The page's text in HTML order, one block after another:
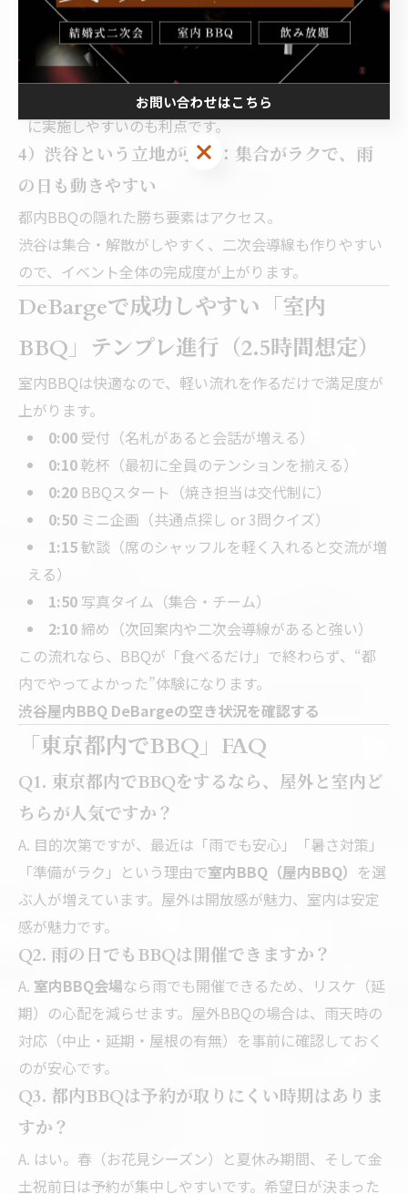
写真タイム
ビンゴ・景品
を入れると「イベント」としての満足度が跳ねます。
貸切運用に寄せられる会場だと、周囲に気をつかわず
に実施しやすいのも利点です。
4）渋谷という立地が強い：集合がラクで、雨
の日も動きやすい
都内BBQの隠れた勝ち要素はアクセス。
渋谷は集合・解散がしやすく、二次会導線も作りやすい
ので、イベント全体の完成度が上がります。
DeBargeで成功しやすい「室内
BBQ」テンプレ進行（2.5時間想定）
室内BBQは快適なので、軽い流れを作るだけで満足度が
上がります。
0:00受付（名札があると会話が増える）
0:10乾杯（最初に全員のテンションを揃える）
0:20BBQスタート（焼き担当は交代制に）
0:50ミニ企画（共通点探し or 3問クイズ）
1:15歓談（席のシャッフルを軽く入れると交流が増
える）
1:50写真タイム（集合・チーム）
2:10締め（次回案内や二次会導線があると強い）
この流れなら、BBQが「食べるだけ」で終わらず、“都
内でやってよかった”体験になります。
渋谷屋内BBQ DeBargeの空き状況を確認する
「東京都内でBBQ」FAQ
Q1. 東京都内でBBQをするなら、屋外と室内ど
ちらが人気ですか？
A. 目的次第ですが、最近は「雨でも安心」「暑さ対策」
「準備がラク」という理由で室内BBQ（屋内BBQ） を選
ぶ人が増えています。屋外は開放感が魅力、室内は安定
感が魅力です。
Q2. 雨の日でもBBQは開催できますか？
A. 室内BBQ会場なら雨でも開催できるため、リスケ（延
期）の心配を減らせます。屋外BBQの場合は、雨天時の
対応（中止・延期・屋根の有無）を事前に確認しておく
のが安心です。
Q3. 都内BBQは予約が取りにくい時期はありま
すか？
A. はい。春（お花見シーズン）と夏休み期間、そして金
土祝前日は予約が集中しやすいです。希望日が決まった
お問い合わせはこちら